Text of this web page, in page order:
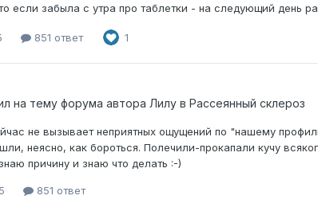
если забыла с утра про таблетки - на следующий день
851 ответ 1
на тему форума автора Лилу в Рассеянный склероз
не вызывает неприятных ощущений по "нашему
неясно, как бороться. Полечили-прокапали кучу
причину и знаю что делать :-)
851 ответ